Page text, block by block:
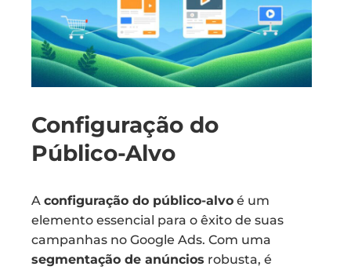
Configuração do
Público-Alvo
A configuração do público-alvo é um
elemento essencial para o êxito de suas
campanhas no Google Ads. Com uma
segmentação de anúncios robusta, é